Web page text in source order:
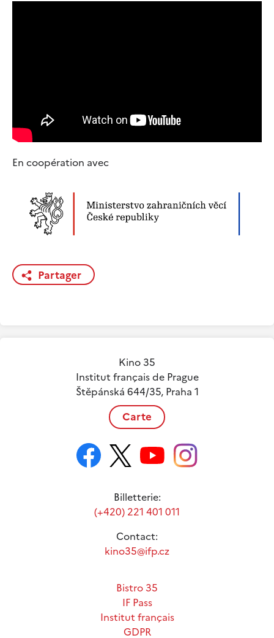
En coopération avec
Partager
Kino 35
Institut français de Prague
Štěpánská 644/35, Praha 1
Carte
Billetterie:
(+420) 221 401 011
Contact:
kino35@ifp.cz
Bistro 35
IF Pass
Institut français
GDPR